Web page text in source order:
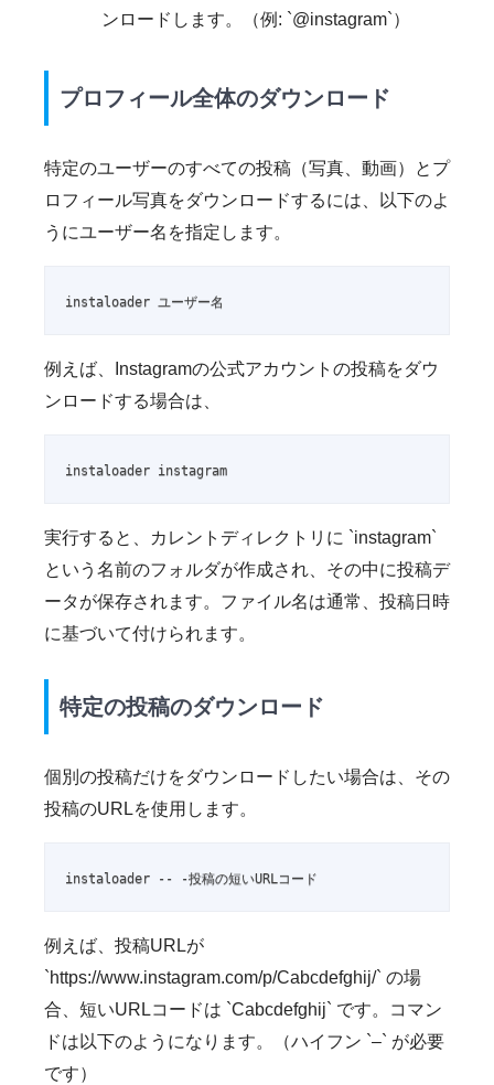
ンロードします。（例: `@instagram`）
プロフィール全体のダウンロード
特定のユーザーのすべての投稿（写真、動画）とプ
ロフィール写真をダウンロードするには、以下のよ
うにユーザー名を指定します。
instaloader ユーザー名
例えば、Instagramの公式アカウントの投稿をダウ
ンロードする場合は、
instaloader instagram
実行すると、カレントディレクトリに `instagram`
という名前のフォルダが作成され、その中に投稿デ
ータが保存されます。ファイル名は通常、投稿日時
に基づいて付けられます。
特定の投稿のダウンロード
個別の投稿だけをダウンロードしたい場合は、その
投稿のURLを使用します。
instaloader -- -投稿の短いURLコード
例えば、投稿URLが
`https://www.instagram.com/p/Cabcdefghij/` の場
合、短いURLコードは `Cabcdefghij` です。コマン
ドは以下のようになります。（ハイフン `–` が必要
です）